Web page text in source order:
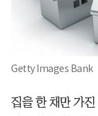
Getty Images Bank
집을 한 채만 가